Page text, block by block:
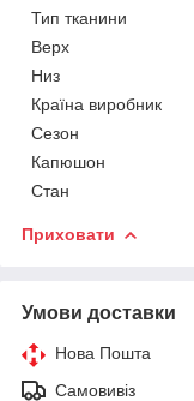
Тип тканини
Верх
Низ
Країна виробник
Сезон
Капюшон
Стан
Приховати
Умови доставки
Нова Пошта
Самовивіз